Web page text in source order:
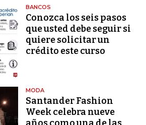
BANCOS
Conozca los seis pasos
que usted debe seguir si
quiere solicitar un
crédito este curso
MODA
Santander Fashion
Week celebra nueve